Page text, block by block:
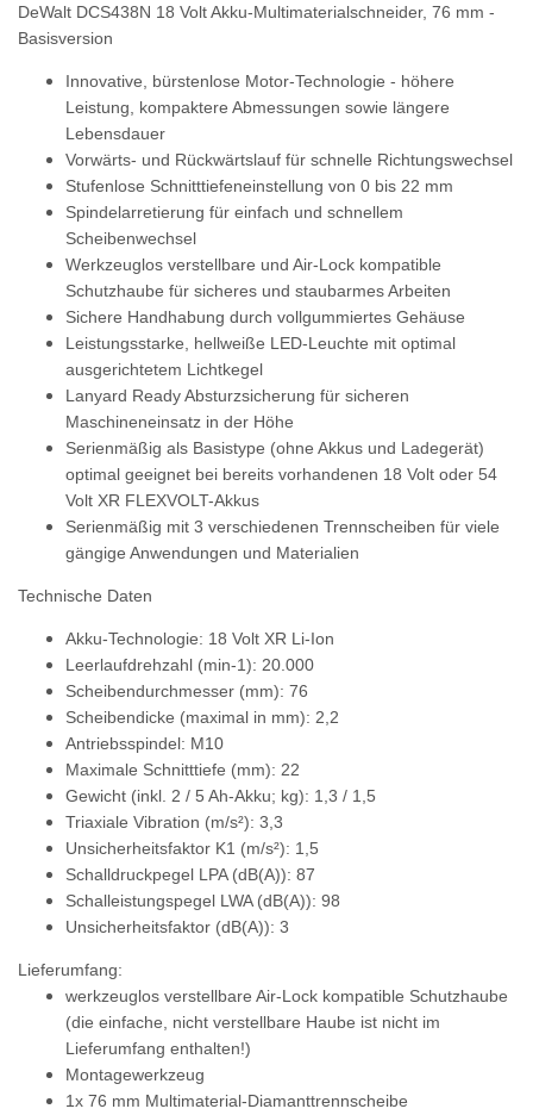
DeWalt DCS438N 18 Volt Akku-Multimaterialschneider, 76 mm -
Basisversion
Innovative, bürstenlose Motor-Technologie - höhere
Leistung, kompaktere Abmessungen sowie längere
Lebensdauer
Vorwärts- und Rückwärtslauf für schnelle Richtungswechsel
Stufenlose Schnitttiefeneinstellung von 0 bis 22 mm
Spindelarretierung für einfach und schnellem
Scheibenwechsel
Werkzeuglos verstellbare und Air-Lock kompatible
Schutzhaube für sicheres und staubarmes Arbeiten
Sichere Handhabung durch vollgummiertes Gehäuse
Leistungsstarke, hellweiße LED-Leuchte mit optimal
ausgerichtetem Lichtkegel
Lanyard Ready Absturzsicherung für sicheren
Maschineneinsatz in der Höhe
Serienmäßig als Basistype (ohne Akkus und Ladegerät)
optimal geeignet bei bereits vorhandenen 18 Volt oder 54
Volt XR FLEXVOLT-Akkus
Serienmäßig mit 3 verschiedenen Trennscheiben für viele
gängige Anwendungen und Materialien
Technische Daten
Akku-Technologie: 18 Volt XR Li-Ion
Leerlaufdrehzahl (min-1): 20.000
Scheibendurchmesser (mm): 76
Scheibendicke (maximal in mm): 2,2
Antriebsspindel: M10
Maximale Schnitttiefe (mm): 22
Gewicht (inkl. 2 / 5 Ah-Akku; kg): 1,3 / 1,5
Triaxiale Vibration (m/s²): 3,3
Unsicherheitsfaktor K1 (m/s²): 1,5
Schalldruckpegel LPA (dB(A)): 87
Schalleistungspegel LWA (dB(A)): 98
Unsicherheitsfaktor (dB(A)): 3
Lieferumfang:
werkzeuglos verstellbare Air-Lock kompatible Schutzhaube
(die einfache, nicht verstellbare Haube ist nicht im
Lieferumfang enthalten!)
Montagewerkzeug
1x 76 mm Multimaterial-Diamanttrennscheibe